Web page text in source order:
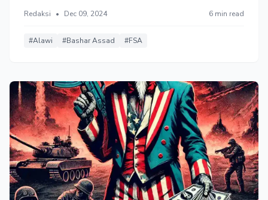
Redaksi • Dec 09, 2024 6 min read
#Alawi #Bashar Assad #FSA